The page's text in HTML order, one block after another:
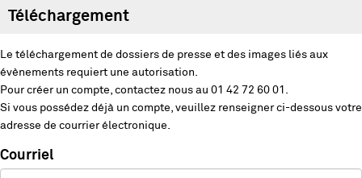
Téléchargement
Le téléchargement de dossiers de presse et des images liés aux
évènements requiert une autorisation.
Pour créer un compte, contactez nous au 01 42 72 60 01.
Si vous possédez déjà un compte, veuillez renseigner ci-dessous votre
adresse de courrier électronique.
Courriel